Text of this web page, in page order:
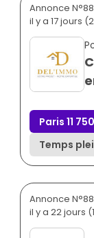
Annonce
il y a 17 jours
Paris 11
Temps
Annonce
il y a 22 jours